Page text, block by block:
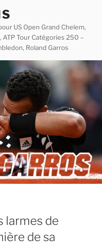
US Open Grand Chelem,
ATP Tour Catégories 250 –
Roland Garros
larmes de
de sa